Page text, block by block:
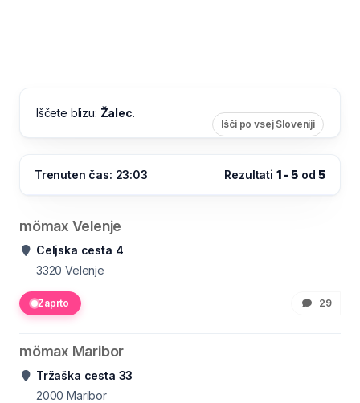
Iščete blizu: Žalec.
Išči po vsej Sloveniji
Trenuten čas: 23:03 Rezultati 1 - 5od5
mömax Velenje
Celjska cesta 4
3320 Velenje
Zaprto 29
mömax Maribor
Tržaška cesta 33
2000 Maribor